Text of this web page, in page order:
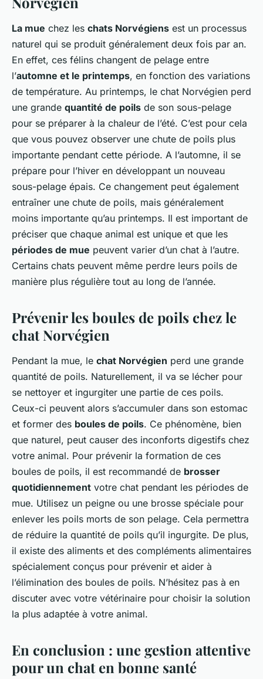
La mue chez les chats Norvégiens est un processus
naturel qui se produit généralement deux fois par an.
En effet, ces félins changent de pelage entre
l’automne et le printemps, en fonction des variations
de température. Au printemps, le chat Norvégien perd
une grande quantité de poils de son sous-pelage
pour se préparer à la chaleur de l’été. C’est pour cela
que vous pouvez observer une chute de poils plus
importante pendant cette période. A l’automne, il se
prépare pour l’hiver en développant un nouveau
sous-pelage épais. Ce changement peut également
entraîner une chute de poils, mais généralement
moins importante qu’au printemps. Il est important de
préciser que chaque animal est unique et que les
périodes de mue peuvent varier d’un chat à l’autre.
Certains chats peuvent même perdre leurs poils de
manière plus régulière tout au long de l’année.
Prévenir les boules de poils chez le
chat Norvégien
Pendant la mue, le chat Norvégien perd une grande
quantité de poils. Naturellement, il va se lécher pour
se nettoyer et ingurgiter une partie de ces poils.
Ceux-ci peuvent alors s’accumuler dans son estomac
et former des boules de poils. Ce phénomène, bien
que naturel, peut causer des inconforts digestifs chez
votre animal. Pour prévenir la formation de ces
boules de poils, il est recommandé de brosser
quotidiennement votre chat pendant les périodes de
mue. Utilisez un peigne ou une brosse spéciale pour
enlever les poils morts de son pelage. Cela permettra
de réduire la quantité de poils qu’il ingurgite. De plus,
il existe des aliments et des compléments alimentaires
spécialement conçus pour prévenir et aider à
l’élimination des boules de poils. N’hésitez pas à en
discuter avec votre vétérinaire pour choisir la solution
la plus adaptée à votre animal.
En conclusion : une gestion attentive
pour un chat en bonne santé